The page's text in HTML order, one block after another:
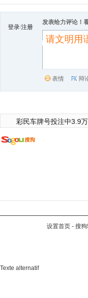
登录/注册
发表给力评论！
表情 辩
彩民车牌号投注中3.9万
设置首页 - 搜
Texte alternatif